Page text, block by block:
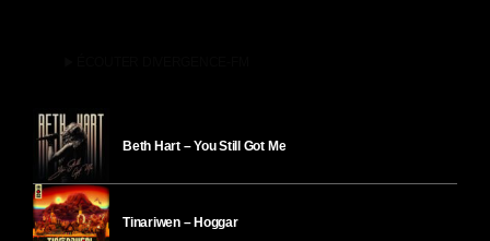
Beth Hart – You Still Got Me
Tinariwen – Hoggar